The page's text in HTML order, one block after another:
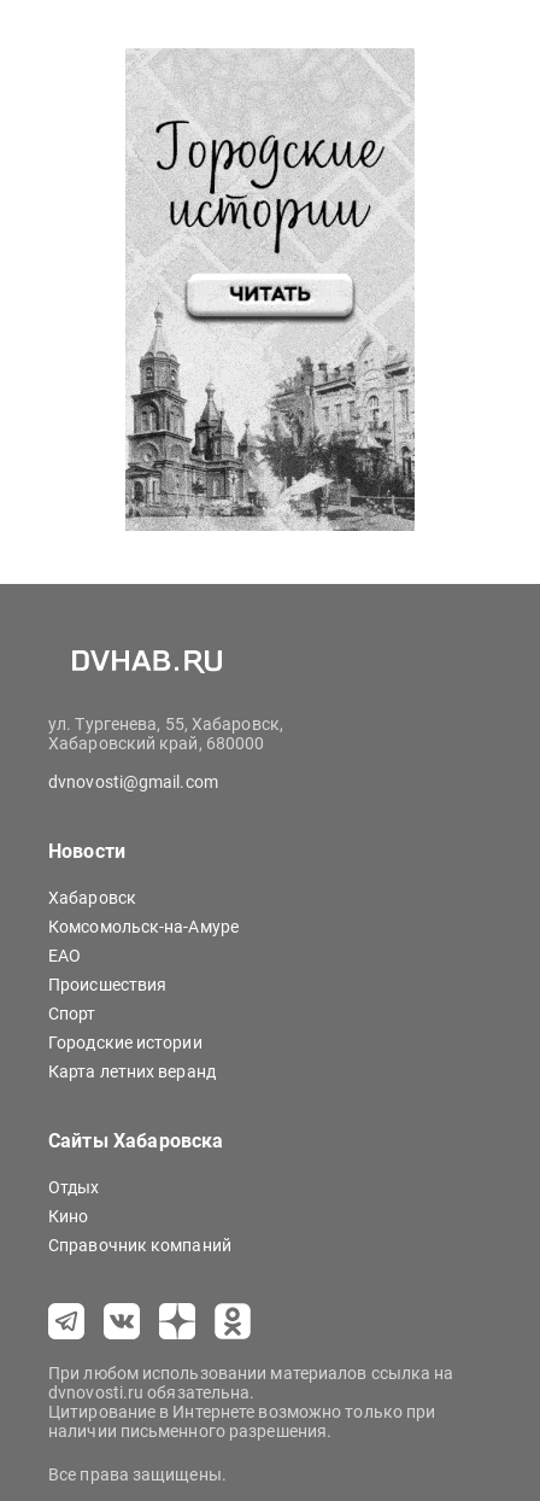
ул. Тургенева, 55, Хабаровск,
Хабаровский край, 680000
dvnovosti@gmail.com
Новости
Хабаровск
Комсомольск-на-Амуре
ЕАО
Происшествия
Спорт
Городские истории
Карта летних веранд
Сайты Хабаровска
Отдых
Кино
Справочник компаний
При любом использовании материалов ссылка на
dvnovosti.ru обязательна.
Цитирование в Интернете возможно только при
наличии письменного разрешения.
Все права защищены.